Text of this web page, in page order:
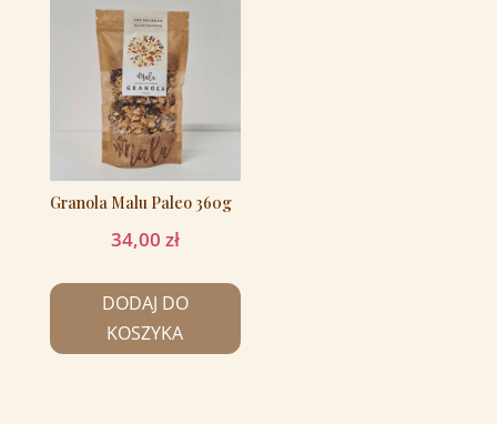
Granola Malu Paleo 360g
34,00 zł
DODAJ DO
KOSZYKA